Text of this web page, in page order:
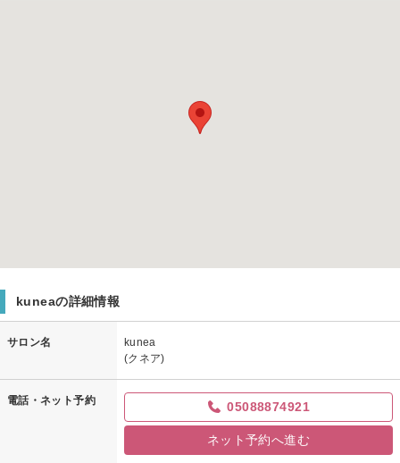
kuneaの詳細情報
サロン名
kunea
(クネア)
電話・ネット予約 05088874921
ネット予約へ進む